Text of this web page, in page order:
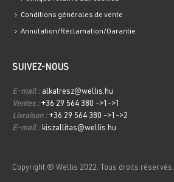
Conditions générales de vente
Annulation/Réclamation/Garantie
SUIVEZ-NOUS
E-mail : alkatresz@wellis.hu
Ventes : +36 29 564 380 ->1->1
Livraison : +36 29 564 380 ->1->2
E-mail : kiszallitas@wellis.hu
Copyright © Wellis 2022. Tous droits réservés.